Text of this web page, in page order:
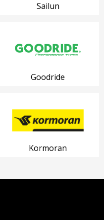
Sailun
Goodride
Kormoran